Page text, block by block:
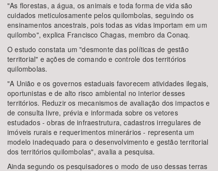
"As florestas, a água, os animais e toda forma de vida são
cuidados meticulosamente pelos quilombolas, seguindo os
ensinamentos ancestrais, pois todas as vidas importam em um
quilombo", explica Francisco Chagas, membro da Conaq.
O estudo constata um "desmonte das políticas de gestão
territorial" e ações de comando e controle dos territórios
quilombolas.
"A União e os governos estaduais favorecem atividades ilegais,
oportunistas e de alto risco ambiental no interior desses
territórios. Reduzir os mecanismos de avaliação dos impactos e
de consulta livre, prévia e informada sobre os vetores
estudados - obras de infraestrutura, cadastros irregulares de
imóveis rurais e requerimentos minerários - representa um
modelo inadequado para o desenvolvimento e gestão territorial
dos territórios quilombolas", avalia a pesquisa.
Ainda segundo os pesquisadores o modo de uso dessas terras